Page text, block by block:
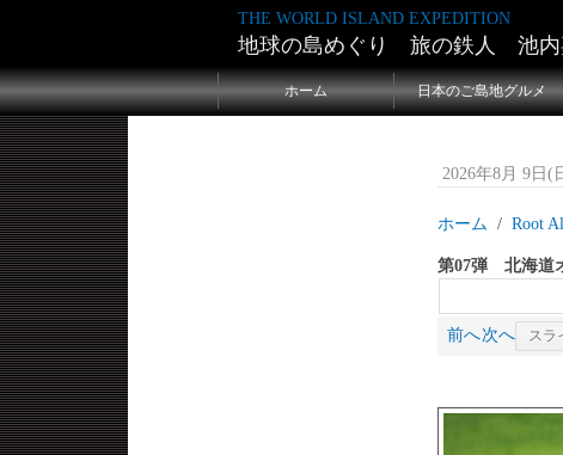
THE WORLD ISLAND EXPEDITION
地球の島めぐり 旅の鉄人 池内
ホーム 日本のご島地グルメ
2026年8月 9日(
ホーム Root
第07弾 北海道
前へ次へ スラ